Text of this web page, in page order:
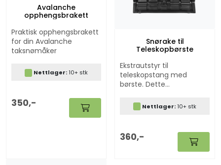
Avalanche
opphengsbrakett
Praktisk opphengsbrakett
for din Avalanche
taksnømåker
Nettlager:10+ stk
350,-
Snørake til
Teleskopbørste
Ekstrautstyr til
teleskopstang med
børste. Dette
produsert i
kuldebestandig nylon
belastning.
Nettlager:10+ stk
360,-